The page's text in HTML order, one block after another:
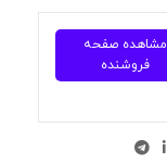
مشاهده صفحه
فروشنده